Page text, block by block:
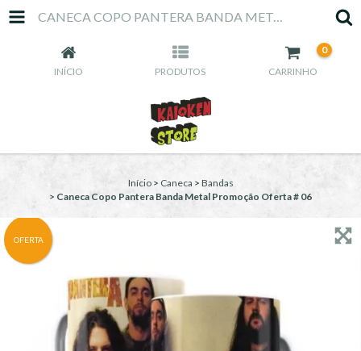
CANECA COPO PANTERA BANDA METAL PROMOÇÃO OFERTA # 06
INÍCIO PRODUTOS CARRINHO
0
Início > Caneca > Bandas
> Caneca Copo Pantera Banda Metal Promoção Oferta # 06
OFERTA